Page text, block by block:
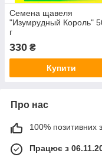
Семена щавеля
"Изумрудный Король"
г
330 ₴
Купити
Про нас
100% позитивних з
Працює з